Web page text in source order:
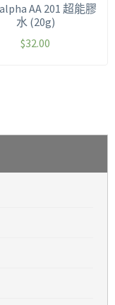
AA 201 超能膠
水 (20g)
$32.00